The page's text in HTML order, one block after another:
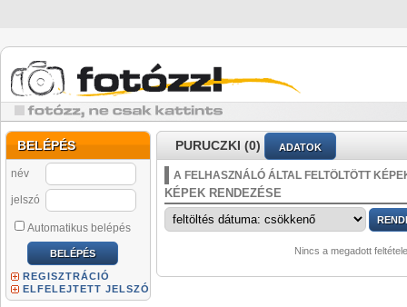
BELÉPÉS
név
jelszó
Automatikus belépés
REGISZTRÁCIÓ
ELFELEJTETT JELSZÓ
PURUCZKI (0) ADATOK
A FELHASZNÁLÓ ÁLTAL FELTÖLTÖTT
KÉPEK RENDEZÉSE
Nincs a megadott